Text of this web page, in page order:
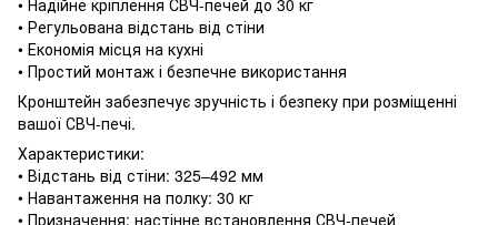
• Регульована відстань від стіни
• Економія місця на кухні
• Простий монтаж і безпечне використання
Кронштейн забезпечує зручність і безпеку при розміщенні
вашої СВЧ-печі.
Характеристики:
• Відстань від стіни: 325–492 мм
• Навантаження на полку: 30 кг
• Призначення: настінне встановлення СВЧ-печей